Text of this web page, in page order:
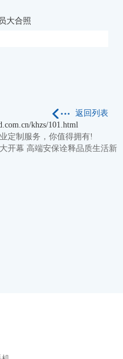
大合照
返回列表
khzs/101.html
定制服务，你值得拥有!
开幕 高端安保诠释品质生活新